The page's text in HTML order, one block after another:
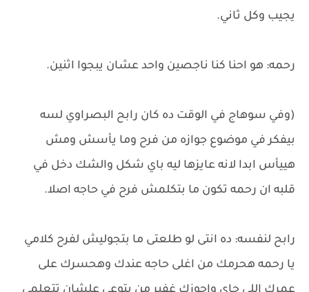
يجيب وكل ثاني.
رحمه: هو احنا كنا ناجصين واحد عشان يبجوا اثنين.
(وفي سوهاج في الوقت ده كان رابح البصراوي لسه
بيفكر في موضوع جوازه من فرح وما يأسش ومش
هييأس ابدا لانه عايزها ليه باي شكل والشك دخل في
قلبه ان رحمه تكون ما بتكلمش فرح في حاجه اصلا.
رابح لنفسه: ده انتى لو طلعتى ما بتجوليش لفرح كلامي
يا رحمه هحرمك من اغلى حاجه عندك وهحسرك على